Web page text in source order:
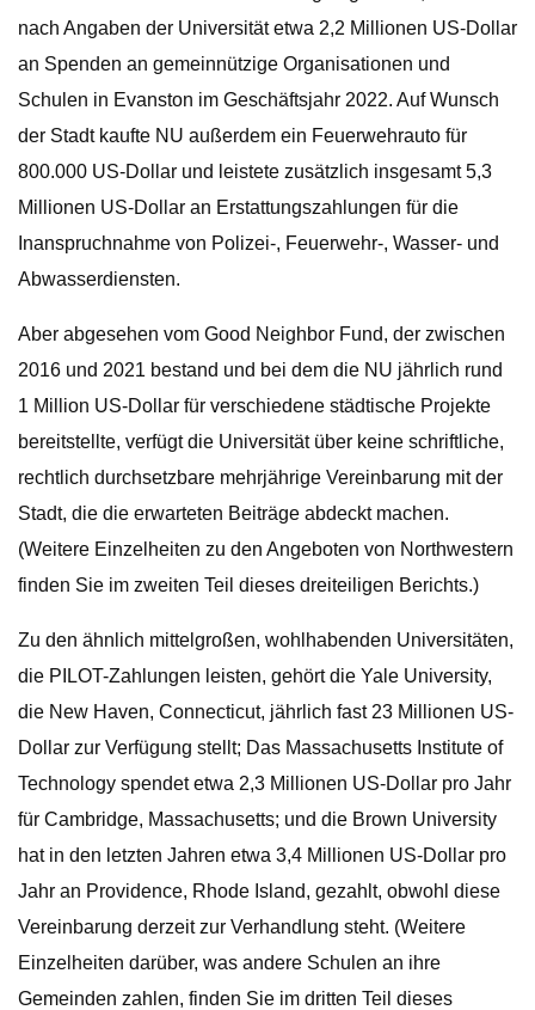
nach Angaben der Universität etwa 2,2 Millionen US-Dollar
an Spenden an gemeinnützige Organisationen und
Schulen in Evanston im Geschäftsjahr 2022. Auf Wunsch
der Stadt kaufte NU außerdem ein Feuerwehrauto für
800.000 US-Dollar und leistete zusätzlich insgesamt 5,3
Millionen US-Dollar an Erstattungszahlungen für die
Inanspruchnahme von Polizei-, Feuerwehr-, Wasser- und
Abwasserdiensten.
Aber abgesehen vom Good Neighbor Fund, der zwischen
2016 und 2021 bestand und bei dem die NU jährlich rund
1 Million US-Dollar für verschiedene städtische Projekte
bereitstellte, verfügt die Universität über keine schriftliche,
rechtlich durchsetzbare mehrjährige Vereinbarung mit der
Stadt, die die erwarteten Beiträge abdeckt machen.
(Weitere Einzelheiten zu den Angeboten von Northwestern
finden Sie im zweiten Teil dieses dreiteiligen Berichts.)
Zu den ähnlich mittelgroßen, wohlhabenden Universitäten,
die PILOT-Zahlungen leisten, gehört die Yale University,
die New Haven, Connecticut, jährlich fast 23 Millionen US-
Dollar zur Verfügung stellt; Das Massachusetts Institute of
Technology spendet etwa 2,3 Millionen US-Dollar pro Jahr
für Cambridge, Massachusetts; und die Brown University
hat in den letzten Jahren etwa 3,4 Millionen US-Dollar pro
Jahr an Providence, Rhode Island, gezahlt, obwohl diese
Vereinbarung derzeit zur Verhandlung steht. (Weitere
Einzelheiten darüber, was andere Schulen an ihre
Gemeinden zahlen, finden Sie im dritten Teil dieses